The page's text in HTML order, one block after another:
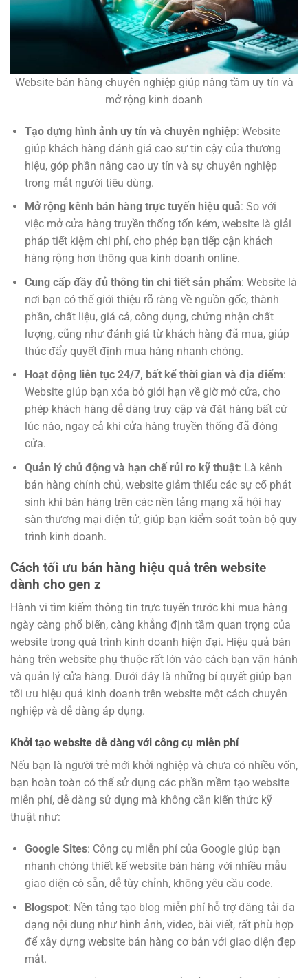
Website bán hàng chuyên nghiệp giúp nâng tầm uy tín và
mở rộng kinh doanh
Tạo dựng hình ảnh uy tín và chuyên nghiệp: Website
giúp khách hàng đánh giá cao sự tin cậy của thương
hiệu, góp phần nâng cao uy tín và sự chuyên nghiệp
trong mắt người tiêu dùng.
Mở rộng kênh bán hàng trực tuyến hiệu quả: So với
việc mở cửa hàng truyền thống tốn kém, website là giải
pháp tiết kiệm chi phí, cho phép bạn tiếp cận khách
hàng rộng hơn thông qua kinh doanh online.
Cung cấp đầy đủ thông tin chi tiết sản phẩm: Website là
nơi bạn có thể giới thiệu rõ ràng về nguồn gốc, thành
phần, chất liệu, giá cả, công dụng, chứng nhận chất
lượng, cũng như đánh giá từ khách hàng đã mua, giúp
thúc đẩy quyết định mua hàng nhanh chóng.
Hoạt động liên tục 24/7, bất kể thời gian và địa điểm:
Website giúp bạn xóa bỏ giới hạn về giờ mở cửa, cho
phép khách hàng dễ dàng truy cập và đặt hàng bất cứ
lúc nào, ngay cả khi cửa hàng truyền thống đã đóng
cửa.
Quản lý chủ động và hạn chế rủi ro kỹ thuật: Là kênh
bán hàng chính chủ, website giảm thiểu các sự cố phát
sinh khi bán hàng trên các nền tảng mạng xã hội hay
sàn thương mại điện tử, giúp bạn kiểm soát toàn bộ quy
trình kinh doanh.
Cách tối ưu bán hàng hiệu quả trên website
dành cho gen z
Hành vi tìm kiếm thông tin trực tuyến trước khi mua hàng
ngày càng phổ biến, càng khẳng định tầm quan trọng của
website trong quá trình kinh doanh hiện đại. Hiệu quả bán
hàng trên website phụ thuộc rất lớn vào cách bạn vận hành
và quản lý cửa hàng. Dưới đây là những bí quyết giúp bạn
tối ưu hiệu quả kinh doanh trên website một cách chuyên
nghiệp và dễ dàng áp dụng.
Khởi tạo website dễ dàng với công cụ miễn phí
Nếu bạn là người trẻ mới khởi nghiệp và chưa có nhiều vốn,
bạn hoàn toàn có thể sử dụng các phần mềm tạo website
miễn phí, dễ dàng sử dụng mà không cần kiến thức kỹ
thuật như:
Google Sites: Công cụ miễn phí của Google giúp bạn
nhanh chóng thiết kế website bán hàng với nhiều mẫu
giao diện có sẵn, dễ tùy chỉnh, không yêu cầu code.
Blogspot: Nền tảng tạo blog miễn phí hỗ trợ đăng tải đa
dạng nội dung như hình ảnh, video, bài viết, rất phù hợp
để xây dựng website bán hàng cơ bản với giao diện đẹp
mắt.